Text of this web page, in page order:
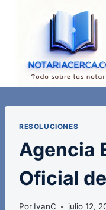
RESOLUCIONES
Agencia
Oficial
Por IvanC julio 12,